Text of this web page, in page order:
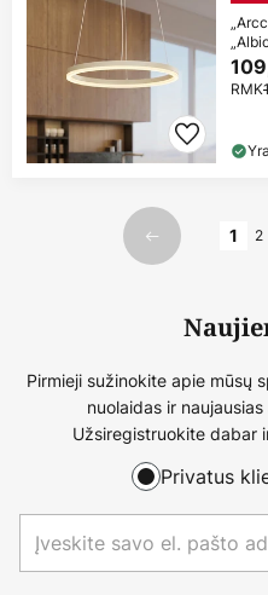
RMK
Ankstesnis
1 2
Pirmieji sužinokite apie mūsų
nuolaidas ir
Užsiregistruokite dabar
Privatus